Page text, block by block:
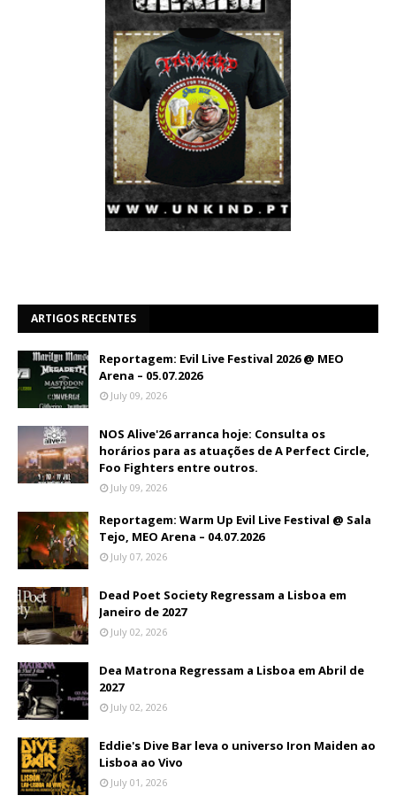
ARTIGOS RECENTES
Reportagem: Evil Live Festival 2026 @ MEO
Arena – 05.07.2026
July 09, 2026
NOS Alive'26 arranca hoje: Consulta os
horários para as atuações de A Perfect Circle,
Foo Fighters entre outros.
July 09, 2026
Reportagem: Warm Up Evil Live Festival @ Sala
Tejo, MEO Arena – 04.07.2026
July 07, 2026
Dead Poet Society Regressam a Lisboa em
Janeiro de 2027
July 02, 2026
Dea Matrona Regressam a Lisboa em Abril de
2027
July 02, 2026
Eddie's Dive Bar leva o universo Iron Maiden ao
Lisboa ao Vivo
July 01, 2026